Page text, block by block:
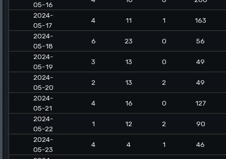
05-16
2024-
05-17
4 11 1
163
2024-
05-18
6 23 0
56
2024-
05-19
3 13 0
49
2024-
05-20
2 13 2
49
2024-
05-21
4 16 0
127
2024-
05-22
1 12 2
90
2024-
05-23
4 4 1
46